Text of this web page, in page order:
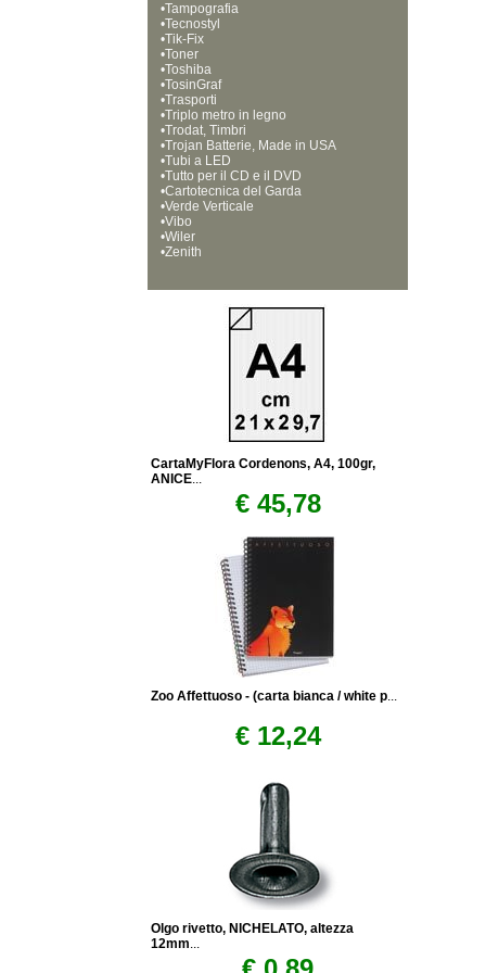
•Tampografia
•Tecnostyl
•Tik-Fix
•Toner
•Toshiba
•TosinGraf
•Trasporti
•Triplo metro in legno
•Trodat, Timbri
•Trojan Batterie, Made in USA
•Tubi a LED
•Tutto per il CD e il DVD
•Cartotecnica del Garda
•Verde Verticale
•Vibo
•Wiler
•Zenith
CartaMyFlora Cordenons, A4, 100gr,
ANICE...
€ 45,78
Zoo Affettuoso - (carta bianca / white p...
€ 12,24
Olgo rivetto, NICHELATO, altezza
12mm...